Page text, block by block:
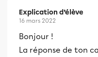
Explication d’élève
16 mars 2022
Bonjour !
La réponse de ton